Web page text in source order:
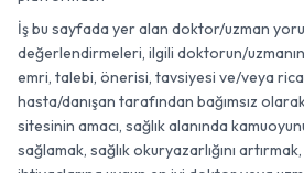
İş bu sayfada yer alan doktor/uzman
değerlendirmeleri, ilgili doktorun/
emri, talebi, önerisi, tavsiyesi ve/veya
hasta/danışan tarafından bağımsız
sitesinin amacı, sağlık alanında
sağlamak, sağlık okuryazarlığını